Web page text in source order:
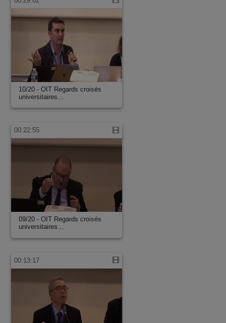
10/20 - OIT Regards croisés
universitaires…
00:22:55
09/20 - OIT Regards croisés
universitaires…
00:13:17